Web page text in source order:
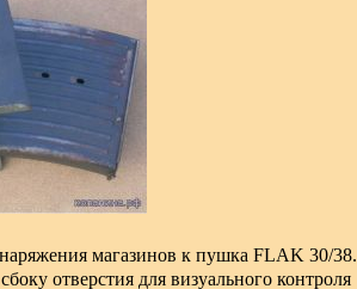
магазинов к пушка FLAK 30/38.
отверстия для визуального контроля